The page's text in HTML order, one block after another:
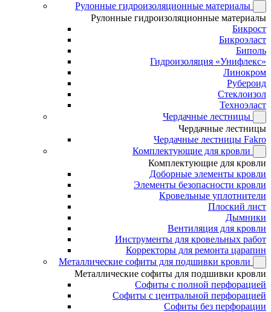
Рулонные гидроизоляционные материалы
Рулонные гидроизоляционные материалы
Бикрост
Бикроэласт
Биполь
Гидроизоляция «Унифлекс»
Линокром
Рубероид
Стеклоизол
Техноэласт
Чердачные лестницы
Чердачные лестницы
Чердачные лестницы Fakro
Комплектующие для кровли
Комплектующие для кровли
Доборные элементы кровли
Элементы безопасности кровли
Кровельные уплотнители
Плоский лист
Дымники
Вентиляция для кровли
Инструменты для кровельных работ
Корректоры для ремонта царапин
Металлические софиты для подшивки кровли
Металлические софиты для подшивки кровли
Софиты с полной перфорацией
Софиты с центральной перфорацией
Софиты без перфорации